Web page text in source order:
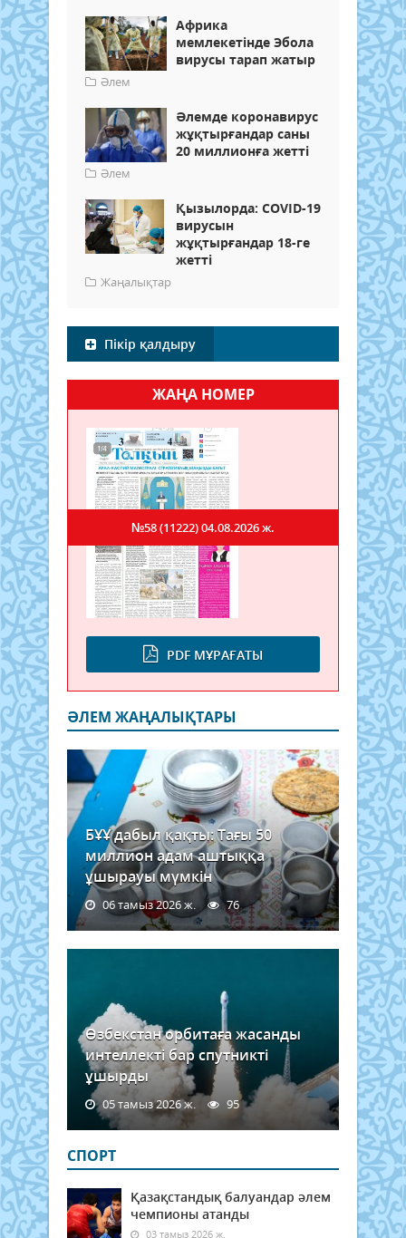
Африка
мемлекетінде Эбола
вирусы тарап жатыр
Әлем
Әлемде коронавирус
жұқтырғандар саны
20 миллионға жетті
Әлем
Қызылорда: COVID-19
вирусын
жұқтырғандар 18-ге
жетті
Жаңалықтар
Пікір қалдыру
ЖАҢА НОМЕР
PDF МҰРАҒАТЫ
№58 (11222)04.08.2026 ж.
ӘЛЕМ ЖАҢАЛЫҚТАРЫ
БҰҰ дабыл қақты: Тағы 50
миллион адам аштыққа
ұшырауы мүмкін
06 тамыз 2026 ж. 76
Өзбекстан орбитаға жасанды
интеллекті бар спутникті
ұшырды
05 тамыз 2026 ж. 95
СПОРТ
Қазақстандық балуандар әлем
чемпионы атанды
03 тамыз 2026 ж.